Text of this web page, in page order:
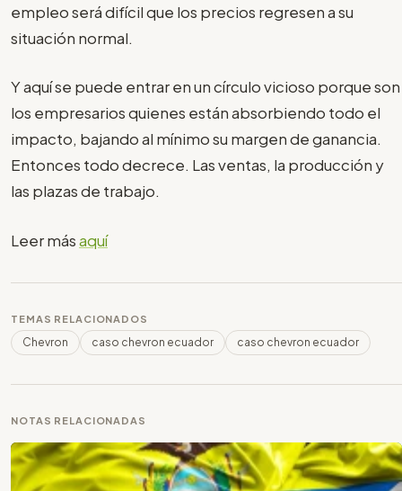
empleo será difícil que los precios regresen a su
situación normal.
Y aquí se puede entrar en un círculo vicioso porque son
los empresarios quienes están absorbiendo todo el
impacto, bajando al mínimo su margen de ganancia.
Entonces todo decrece. Las ventas, la producción y
las plazas de trabajo.
Leer másaquí
TEMAS RELACIONADOS
Chevron caso chevron ecuador caso chevron ecuador
NOTAS RELACIONADAS